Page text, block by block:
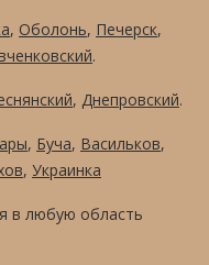
, Оболонь, Печерск,
.
, Днепровский.
, Буча, Васильков,
, Украинка
в любую область